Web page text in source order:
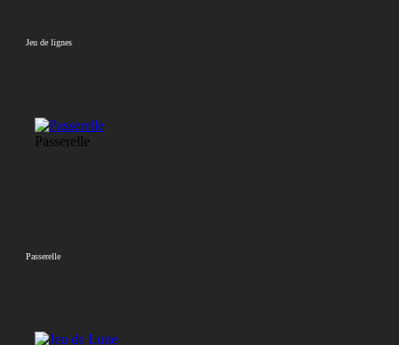
Jeu de lignes
Passerelle
Passerelle